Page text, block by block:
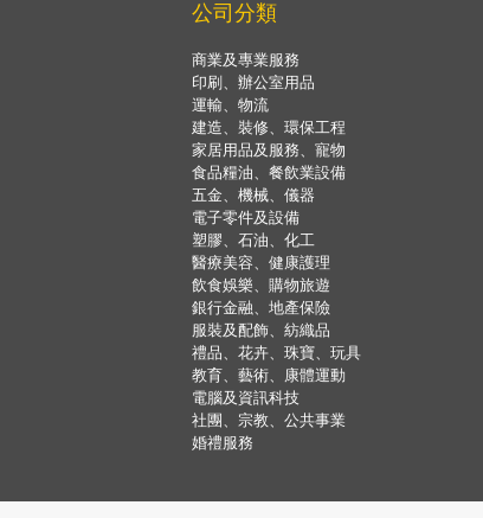
公司分類
商業及專業服務
印刷、辦公室用品
運輸、物流
建造、裝修、環保工程
家居用品及服務、寵物
食品糧油、餐飲業設備
五金、機械、儀器
電子零件及設備
塑膠、石油、化工
醫療美容、健康護理
飲食娛樂、購物旅遊
銀行金融、地產保險
服裝及配飾、紡織品
禮品、花卉、珠寶、玩具
教育、藝術、康體運動
電腦及資訊科技
社團、宗教、公共事業
婚禮服務